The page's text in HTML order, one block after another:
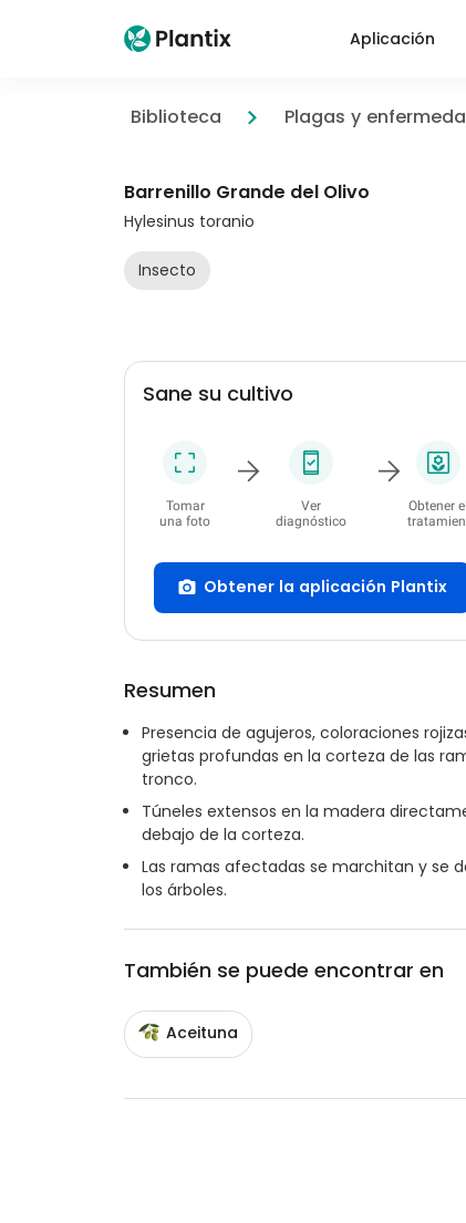
Aplicación
Biblioteca Plagas y
Barrenillo Grande del Olivo
Hylesinus toranio
Insecto
Sane su cultivo
Tomar
una foto
Ver
diagnóstico
Obtener el
Obtener la aplicación Plantix
Resumen
Presencia de agujeros, coloraciones
grietas profundas en la corteza de las
tronco.
Túneles extensos en la madera
debajo de la corteza.
Las ramas afectadas se marchitan y se
los árboles.
También se puede encontrar en
Aceituna